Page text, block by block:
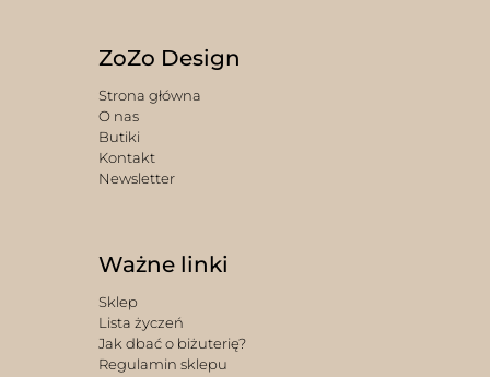
ZoZo Design
Strona główna
O nas
Butiki
Kontakt
Newsletter
Ważne linki
Sklep
Lista życzeń
Jak dbać o biżuterię?
Regulamin sklepu